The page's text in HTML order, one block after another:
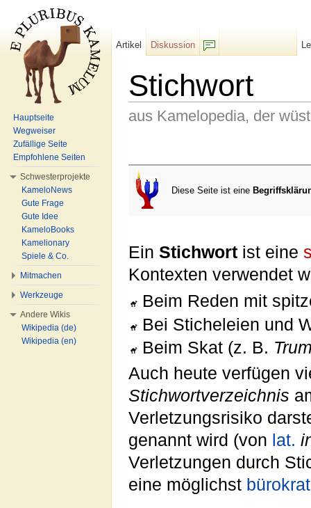
Stichwort
aus Kamelopedia, der
Diese Seite ist eine
Ein Stichwort ist eine
Kontexten verwendet
Beim Reden mit
Bei Sticheleien und
Beim Skat (z. B.
Auch heute verfügen
Stichwortverzeichnis
Verletzungsrisiko
genannt wird (von lat.
Verletzungen durch
eine möglichst
Artikel
Diskussion
Hauptseite
Wegweiser
Zufällige Seite
Empfohlene Seiten
Schwesterprojekte
KameloNews
Gute Frage
Gute Idee
KameloBooks
Kamelionary
Spiele & Co.
Mitmachen
Werkzeuge
Andere Wikis
Wikipedia (de)
Wikipedia (en)